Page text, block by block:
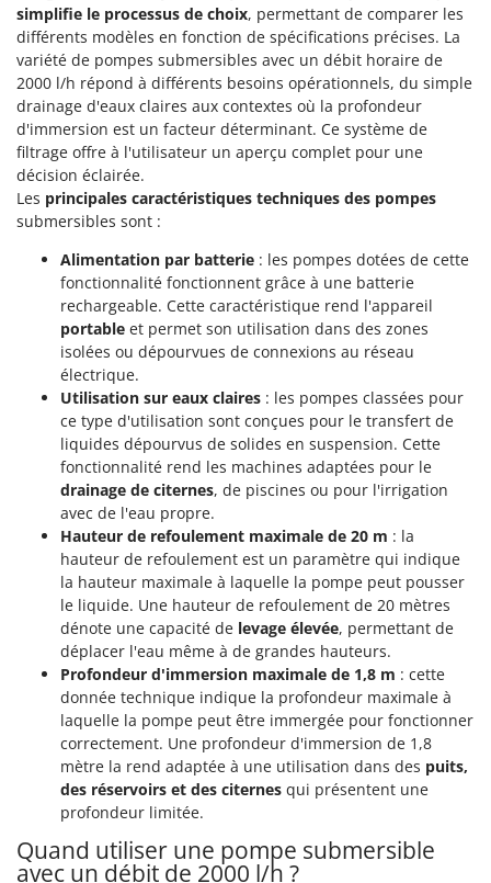
Trancheuses de sol
Transpalettes
Treuils de débardage
Tronçonneuses
V
Vêtements de Sécurité
Vibroculteurs à tracteur
Lavor
Linea VZ
Lisam
Lotusgrill
M
M.A.I.BO.
Macom
Makita
MAMMAMIA
Marcato
Marina Systems
Master
Mastercook
Masterpro
McCulloch
MCH
Michelin
Mille
Minox
Mockmill
More than chef
MOSA
MOVA
Mowox
simplifie le processus de choix, permettant de comparer les
différents modèles en fonction de spécifications précises. La
variété de pompes submersibles avec un débit horaire de
2000 l/h répond à différents besoins opérationnels, du simple
drainage d'eaux claires aux contextes où la profondeur
d'immersion est un facteur déterminant. Ce système de
filtrage offre à l'utilisateur un aperçu complet pour une
décision éclairée.
Les principales caractéristiques techniques des pompes
submersibles sont :
Alimentation par batterie : les pompes dotées de cette
fonctionnalité fonctionnent grâce à une batterie
rechargeable. Cette caractéristique rend l'appareil
portable et permet son utilisation dans des zones
isolées ou dépourvues de connexions au réseau
électrique.
Utilisation sur eaux claires : les pompes classées pour
ce type d'utilisation sont conçues pour le transfert de
liquides dépourvus de solides en suspension. Cette
fonctionnalité rend les machines adaptées pour le
drainage de citernes, de piscines ou pour l'irrigation
avec de l'eau propre.
Hauteur de refoulement maximale de 20 m : la
hauteur de refoulement est un paramètre qui indique
la hauteur maximale à laquelle la pompe peut pousser
le liquide. Une hauteur de refoulement de 20 mètres
dénote une capacité de levage élevée, permettant de
déplacer l'eau même à de grandes hauteurs.
Profondeur d'immersion maximale de 1,8 m : cette
donnée technique indique la profondeur maximale à
laquelle la pompe peut être immergée pour fonctionner
correctement. Une profondeur d'immersion de 1,8
mètre la rend adaptée à une utilisation dans des puits,
des réservoirs et des citernes qui présentent une
profondeur limitée.
Quand utiliser une pompe submersible
avec un débit de 2000 l/h ?